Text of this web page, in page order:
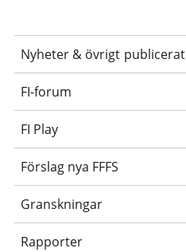
Nyheter & övrigt publicerat
FI-forum
FI Play
Förslag nya FFFS
Granskningar
Rapporter